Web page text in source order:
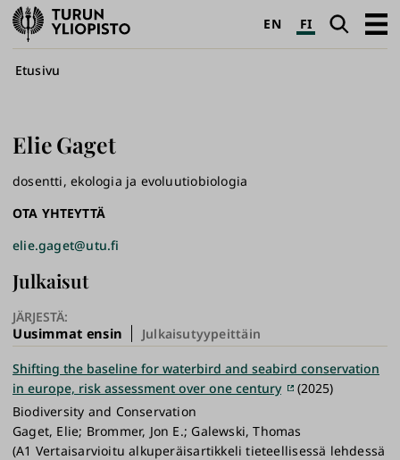
Turun
yliopisto
EN FI Haku
Avaa
Murupolku
Etusivu
ElieGaget
dosentti, ekologia ja evoluutiobiologia
OTA YHTEYTTÄ
elie.gaget@utu.fi
Julkaisut
JÄRJESTÄ:
Uusimmat ensin Julkaisutyypeittäin
Shifting the baseline for waterbird and seabird conservation
in europe, risk assessment over one century
(2025)
Biodiversity and Conservation
Gaget, Elie; Brommer, Jon E.; Galewski, Thomas
(A1 Vertaisarvioitu alkuperäisartikkeli tieteellisessä lehdessä